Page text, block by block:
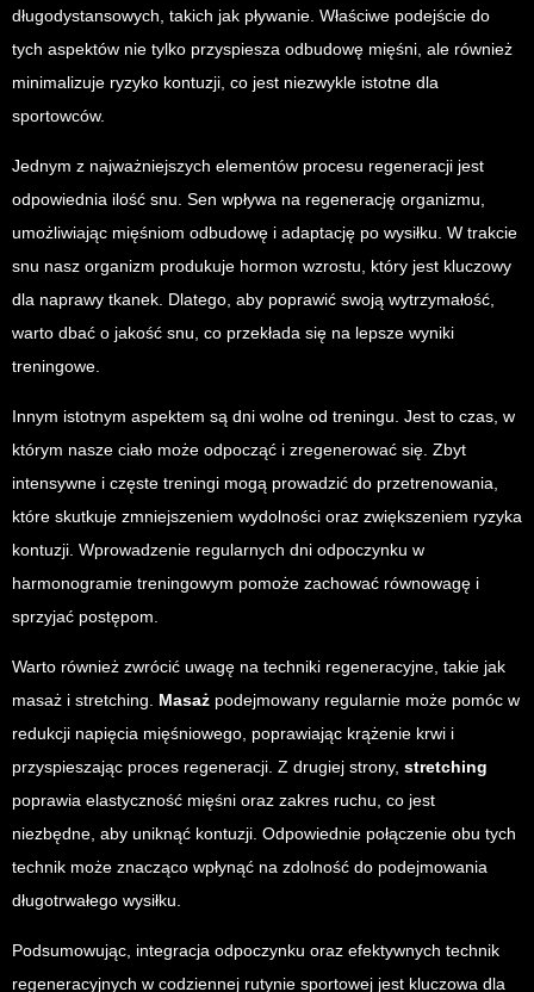
długodystansowych, takich jak pływanie. Właściwe podejście do
tych aspektów nie tylko przyspiesza odbudowę mięśni, ale również
minimalizuje ryzyko kontuzji, co jest niezwykle istotne dla
sportowców.
Jednym z najważniejszych elementów procesu regeneracji jest
odpowiednia ilość snu. Sen wpływa na regenerację organizmu,
umożliwiając mięśniom odbudowę i adaptację po wysiłku. W trakcie
snu nasz organizm produkuje hormon wzrostu, który jest kluczowy
dla naprawy tkanek. Dlatego, aby poprawić swoją wytrzymałość,
warto dbać o jakość snu, co przekłada się na lepsze wyniki
treningowe.
Innym istotnym aspektem są dni wolne od treningu. Jest to czas, w
którym nasze ciało może odpocząć i zregenerować się. Zbyt
intensywne i częste treningi mogą prowadzić do przetrenowania,
które skutkuje zmniejszeniem wydolności oraz zwiększeniem ryzyka
kontuzji. Wprowadzenie regularnych dni odpoczynku w
harmonogramie treningowym pomoże zachować równowagę i
sprzyjać postępom.
Warto również zwrócić uwagę na techniki regeneracyjne, takie jak
masaż i stretching. Masaż podejmowany regularnie może pomóc w
redukcji napięcia mięśniowego, poprawiając krążenie krwi i
przyspieszając proces regeneracji. Z drugiej strony, stretching
poprawia elastyczność mięśni oraz zakres ruchu, co jest
niezbędne, aby uniknąć kontuzji. Odpowiednie połączenie obu tych
technik może znacząco wpłynąć na zdolność do podejmowania
długotrwałego wysiłku.
Podsumowując, integracja odpoczynku oraz efektywnych technik
regeneracyjnych w codziennej rutynie sportowej jest kluczowa dla